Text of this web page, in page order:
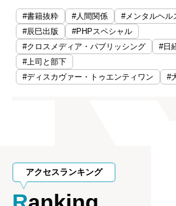
#書籍抜粋 #人間関係
#メンタルヘル
#辰巳出版
#PHPスペシャル
#クロスメディア・パブリッシング
#日
#上司と部下
#ディスカヴァー・トゥエンティワン
#
アクセスランキング